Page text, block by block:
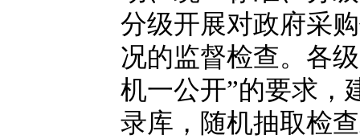
分级开展对政府采
况的监督检查。各
机一公开”的要求，
录库，随机抽取检